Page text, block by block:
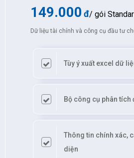
149.000 đ/ gói
Dữ liệu tài chính và công cụ đầu tư
Tùy ý xuất excel dữ
Bộ công cụ phân tích
Thông tin chính xác,
diện